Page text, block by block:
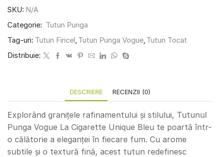
SKU: N/A
Categorie: Tutun Punga
Tag-uri: Tutun Firicel, Tutun Punga Vogue, Tutun Tocat
Distribuie:
DESCRIERE RECENZII (0)
Explorând granițele rafinamentului și stilului, Tutunul
Punga Vogue La Cigarette Unique Bleu te poartă într-
o călătorie a eleganței în fiecare fum. Cu arome
subtile și o textură fină, acest tutun redefinesc